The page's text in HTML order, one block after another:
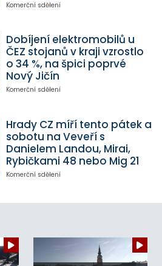
Komerční sdělení
Dobíjení elektromobilů u
ČEZ stojanů v kraji vzrostlo
o 34 %, na špici poprvé
Nový Jičín
Komerční sdělení
Hrady CZ míří tento pátek a
sobotu na Veveří s
Danielem Landou, Mirai,
Rybičkami 48 nebo Mig 21
Komerční sdělení